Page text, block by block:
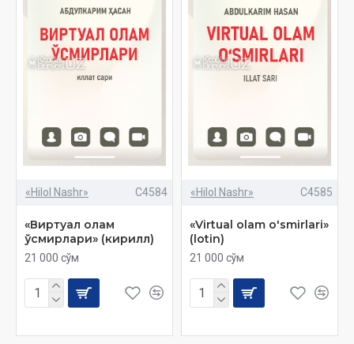
«Hilol Nashr» C4584
«Виртуал олам
ўсмирлари» (кирилл)
21 000 сўм
«Hilol Nashr» C4585
«Virtual olam o'smirlari»
(lotin)
21 000 сўм